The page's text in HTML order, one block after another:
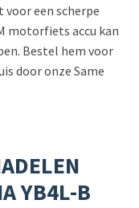
een scherpe
motorfiets accu kan
Bestel hem voor
door onze Same
YB4L-B